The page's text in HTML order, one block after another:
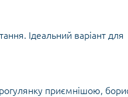
Ідеальний варіант для
приємнішою,